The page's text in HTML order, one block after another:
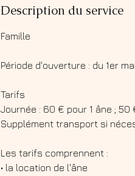
Description du service
Famille
Période d'ouverture : du 1er
Tarifs
Journée : 60 € pour 1 âne ;
Supplément transport si
Les tarifs comprennent :
• la location de l'âne